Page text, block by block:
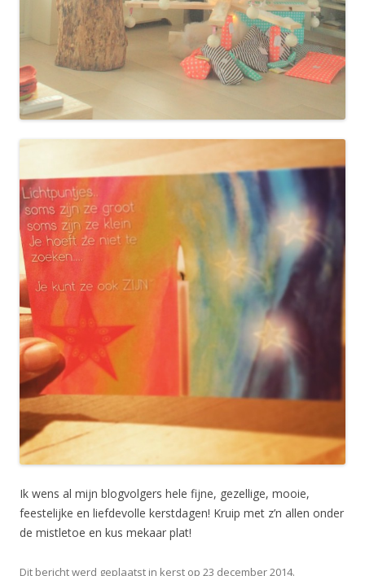
Ik wens al mijn blogvolgers hele fijne, gezellige, mooie,
feestelijke en liefdevolle kerstdagen! Kruip met z’n allen onder
de mistletoe en kus mekaar plat!
Dit bericht werd geplaatst in kerst op 23 december 2014.